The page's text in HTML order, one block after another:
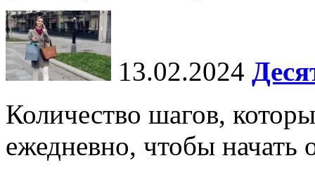
13.02.2024
Количество шагов,
ежедневно, чтобы начать